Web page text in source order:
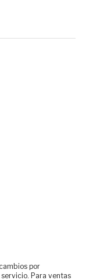
cambios por
Para ventas